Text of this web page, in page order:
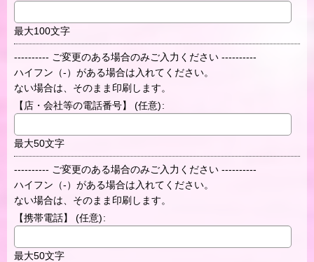
最大100文字
---------- ご変更のある場合のみご入力ください ----------
ハイフン（-）がある場合は入れてください。
ない場合は、そのまま印刷します。
【店・会社等の電話番号】 (任意):
最大50文字
---------- ご変更のある場合のみご入力ください ----------
ハイフン（-）がある場合は入れてください。
ない場合は、そのまま印刷します。
【携帯電話】 (任意):
最大50文字